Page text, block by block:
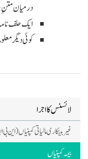
درمیان متنِ
ایک حلف
کوئی دیگر
لائسنس کا اجرا
غیر بینکاری مالیاتی کمپنیاں (این
بیمہ کمپنیاں